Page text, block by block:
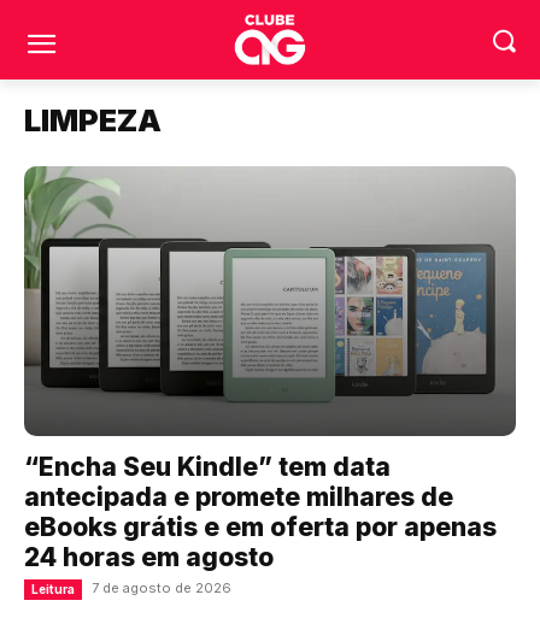
LIMPEZA
“Encha Seu Kindle” tem data
antecipada e promete milhares de
eBooks grátis e em oferta por apenas
24 horas em agosto
Leitura 7 de agosto de 2026